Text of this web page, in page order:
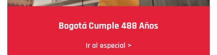
Bogotá Cumple 488 Años
Ir al especial >